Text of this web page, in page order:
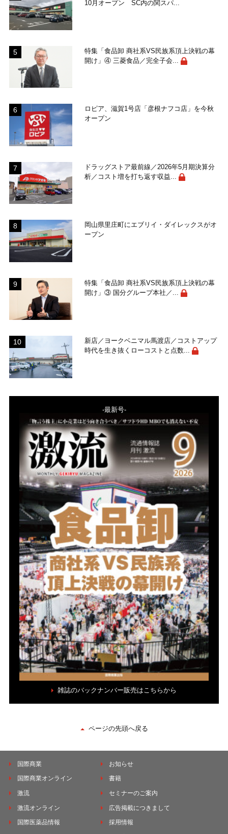
10月オープン SC内の関スパ...
特集「食品卸 商社系VS民族系頂上決戦の幕
開け」④ 三菱食品／完全子会...
ロピア、滋賀1号店「彦根ナフコ店」を今秋
オープン
ドラッグストア最前線／2026年5月期決算分
析／コスト増を打ち返す収益...
岡山県里庄町にエブリイ・ダイレックスがオ
ープン
特集「食品卸 商社系VS民族系頂上決戦の幕
開け」③ 国分グループ本社／...
新店／ヨークベニマル馬渡店／コストアップ
時代を生き抜くローコストと点数...
-最新号-
雑誌のバックナンバー販売はこちらから
ページの先頭へ戻る
国際商業
国際商業オンライン
激流
激流オンライン
国際医薬品情報
お知らせ
書籍
セミナーのご案内
広告掲載につきまして
採用情報